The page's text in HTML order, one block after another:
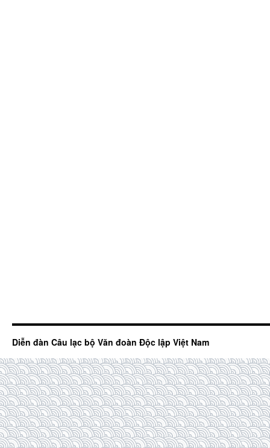
Diễn đàn Câu lạc bộ Văn đoàn Độc lập Việt Nam